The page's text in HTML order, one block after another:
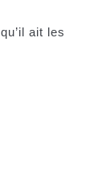
ait les